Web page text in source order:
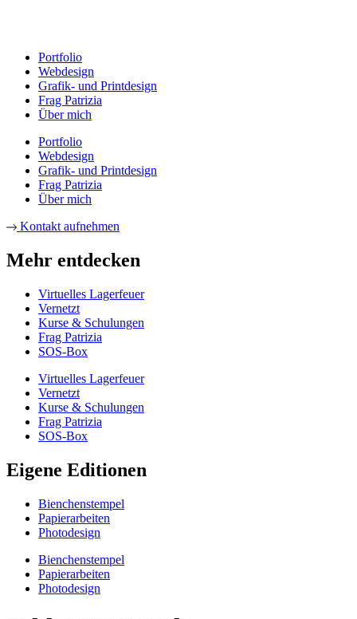
Portfolio
Webdesign
Grafik- und Printdesign
Frag Patrizia
Über mich
Portfolio
Webdesign
Grafik- und Printdesign
Frag Patrizia
Über mich
Kontakt aufnehmen
Mehr entdecken
Virtuelles Lagerfeuer
Vernetzt
Kurse & Schulungen
Frag Patrizia
SOS-Box
Virtuelles Lagerfeuer
Vernetzt
Kurse & Schulungen
Frag Patrizia
SOS-Box
Eigene Editionen
Bienchenstempel
Papierarbeiten
Photodesign
Bienchenstempel
Papierarbeiten
Photodesign